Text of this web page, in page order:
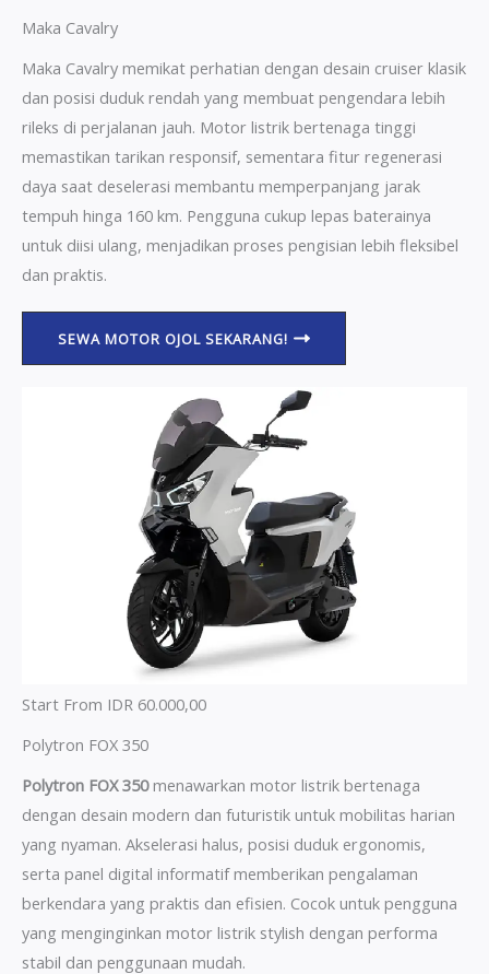
Maka Cavalry
Maka Cavalry memikat perhatian dengan desain cruiser klasik
dan posisi duduk rendah yang membuat pengendara lebih
rileks di perjalanan jauh. Motor listrik bertenaga tinggi
memastikan tarikan responsif, sementara fitur regenerasi
daya saat deselerasi membantu memperpanjang jarak
tempuh hinga 160 km. Pengguna cukup lepas baterainya
untuk diisi ulang, menjadikan proses pengisian lebih fleksibel
dan praktis.
SEWA MOTOR OJOL SEKARANG!
Start From IDR 60.000,00
Polytron FOX 350
Polytron FOX 350menawarkan motor listrik bertenaga
dengan desain modern dan futuristik untuk mobilitas harian
yang nyaman. Akselerasi halus, posisi duduk ergonomis,
serta panel digital informatif memberikan pengalaman
berkendara yang praktis dan efisien. Cocok untuk pengguna
yang menginginkan motor listrik stylish dengan performa
stabil dan penggunaan mudah.